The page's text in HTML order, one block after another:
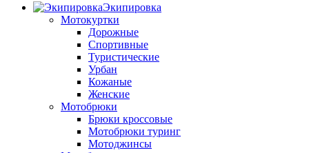
Экипировка
Мотокуртки
Дорожные
Спортивные
Туристические
Урбан
Кожаные
Женские
Мотобрюки
Брюки кроссовые
Мотобрюки туринг
Мотоджинсы